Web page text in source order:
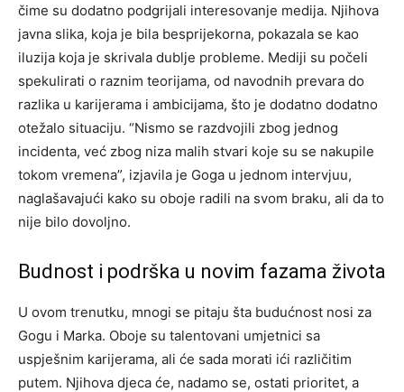
čime su dodatno podgrijali interesovanje medija. Njihova
javna slika, koja je bila besprijekorna, pokazala se kao
iluzija koja je skrivala dublje probleme. Mediji su počeli
spekulirati o raznim teorijama, od navodnih prevara do
razlika u karijerama i ambicijama, što je dodatno dodatno
otežalo situaciju. “Nismo se razdvojili zbog jednog
incidenta, već zbog niza malih stvari koje su se nakupile
tokom vremena”, izjavila je Goga u jednom intervjuu,
naglašavajući kako su oboje radili na svom braku, ali da to
nije bilo dovoljno.
Budnost i podrška u novim fazama života
U ovom trenutku, mnogi se pitaju šta budućnost nosi za
Gogu i Marka. Oboje su talentovani umjetnici sa
uspješnim karijerama, ali će sada morati ići različitim
putem. Njihova djeca će, nadamo se, ostati prioritet, a